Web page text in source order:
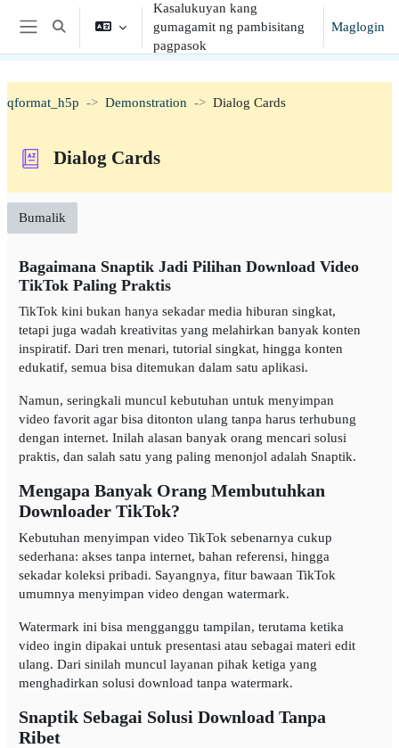
Lumaktaw patungo sa pangunahing nilalaman
Side panel
I-toggle ang "input" sa paghahanap
Kasalukuyan kang
gumagamit ng pambisitang
pagpasok
Maglogin
qformat_h5p Demonstration Dialog Cards
Dialog Cards
Bumalik
Bagaimana Snaptik Jadi Pilihan Download Video
TikTok Paling Praktis
TikTok kini bukan hanya sekadar media hiburan singkat,
tetapi juga wadah kreativitas yang melahirkan banyak konten
inspiratif. Dari tren menari, tutorial singkat, hingga konten
edukatif, semua bisa ditemukan dalam satu aplikasi.
Namun, seringkali muncul kebutuhan untuk menyimpan
video favorit agar bisa ditonton ulang tanpa harus terhubung
dengan internet. Inilah alasan banyak orang mencari solusi
praktis, dan salah satu yang paling menonjol adalah Snaptik.
Mengapa Banyak Orang Membutuhkan
Downloader TikTok?
Kebutuhan menyimpan video TikTok sebenarnya cukup
sederhana: akses tanpa internet, bahan referensi, hingga
sekadar koleksi pribadi. Sayangnya, fitur bawaan TikTok
umumnya menyimpan video dengan watermark.
Watermark ini bisa mengganggu tampilan, terutama ketika
video ingin dipakai untuk presentasi atau sebagai materi edit
ulang. Dari sinilah muncul layanan pihak ketiga yang
menghadirkan solusi download tanpa watermark.
Snaptik Sebagai Solusi Download Tanpa
Ribet